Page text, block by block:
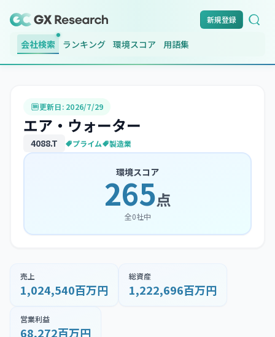
新規登録
会社検索 ランキング 環境スコア 用語集
更新日: 2026/7/29
エア・ウォーター
4088.T プライム 製造業
環境スコア
265点
全0社中
売上
1,024,540百万円
総資産
1,222,696百万円
営業利益
68,272百万円